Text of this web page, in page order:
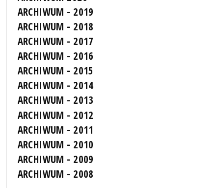
ARCHIWUM - 2019
ARCHIWUM - 2018
ARCHIWUM - 2017
ARCHIWUM - 2016
ARCHIWUM - 2015
ARCHIWUM - 2014
ARCHIWUM - 2013
ARCHIWUM - 2012
ARCHIWUM - 2011
ARCHIWUM - 2010
ARCHIWUM - 2009
ARCHIWUM - 2008